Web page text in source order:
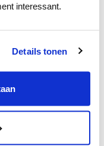
interessant.
Details tonen
huis
check-up